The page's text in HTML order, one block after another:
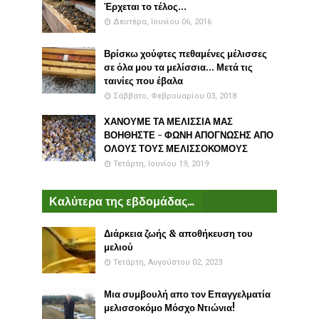
Έρχεται το τέλος...
Δευτέρα, Ιουνίου 06, 2016
Βρίσκω χούφτες πεθαμένες μέλισσες
σε όλα μου τα μελίσσια... Μετά τις
ταινίες που έβαλα
Σάββατο, Φεβρουαρίου 03, 2018
ΧΑΝΟΥΜΕ ΤΑ ΜΕΛΙΣΣΙΑ ΜΑΣ
ΒΟΗΘΗΣΤΕ - ΦΩΝΗ ΑΠΟΓΝΩΣΗΣ ΑΠΟ
ΟΛΟΥΣ ΤΟΥΣ ΜΕΛΙΣΣΟΚΟΜΟΥΣ
Τετάρτη, Ιουνίου 19, 2019
Καλύτερα της εβδομάδας...
Διάρκεια ζωής & αποθήκευση του
μελιού
Τετάρτη, Αυγούστου 02, 2023
Μια συμβουλή απο τον Επαγγελματία
μελισσοκόμο Μόσχο Ντιώνια!